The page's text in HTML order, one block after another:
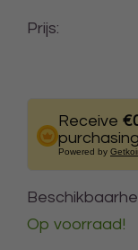
Prijs:
Receive
Powered by
Op voorraad!